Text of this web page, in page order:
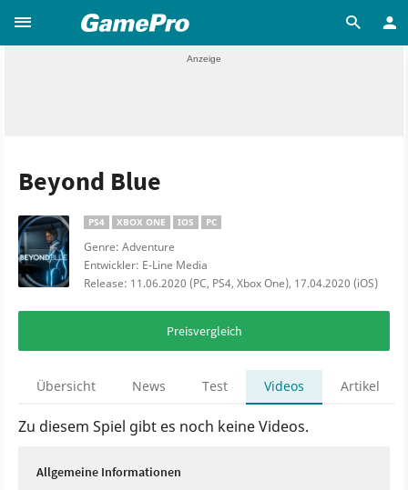
Beyond Blue
PS4 XBOX ONE IOS PC
Genre: Adventure
Entwickler: E-Line Media
Release: 11.06.2020 (PC, PS4, Xbox One), 17.04.2020 (iOS)
Preisvergleich
Übersicht News Test Videos Artikel
Zu diesem Spiel gibt es noch keine Videos.
Allgemeine Informationen